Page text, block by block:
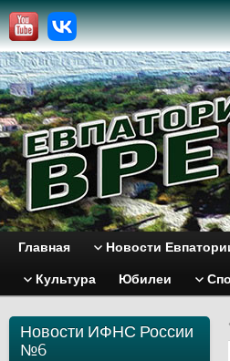
Главная Новости
Культура Юбилеи
Новости ИФНС России
№6